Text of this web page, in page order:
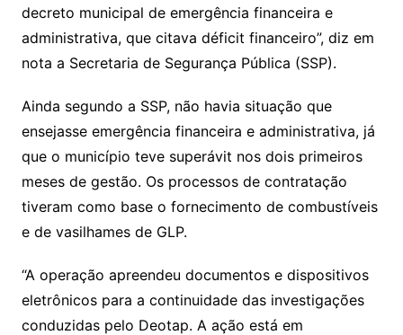
decreto municipal de emergência financeira e
administrativa, que citava déficit financeiro”, diz em
nota a Secretaria de Segurança Pública (SSP).
Ainda segundo a SSP, não havia situação que
ensejasse emergência financeira e administrativa, já
que o município teve superávit nos dois primeiros
meses de gestão. Os processos de contratação
tiveram como base o fornecimento de combustíveis
e de vasilhames de GLP.
“A operação apreendeu documentos e dispositivos
eletrônicos para a continuidade das investigações
conduzidas pelo Deotap. A ação está em